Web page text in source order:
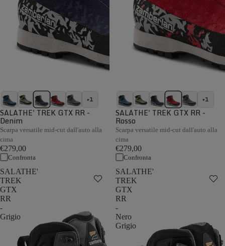
+1
SALATHE' TREK GTX RR -
Denim
Scarpa versatile mid-cut dall'auto alla
cima
€279,00
Confronta
+1
SALATHE' TREK GTX RR -
Rosso
Scarpa versatile mid-cut dall'auto alla
cima
€279,00
Confronta
SALATHE'
TREK
GTX
RR
-
Grigio
SALATHE'
TREK
GTX
RR
-
Nero
Grigio